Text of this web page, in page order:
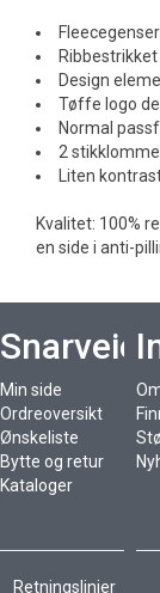
Design
Tøffe logo
Normal
2
Liten
Kvalitet: 100%
en side i anti-
Snarveier
Min side
Ordreoversikt
Ønskeliste
Bytte og retur
Kataloger
Retningslinjer